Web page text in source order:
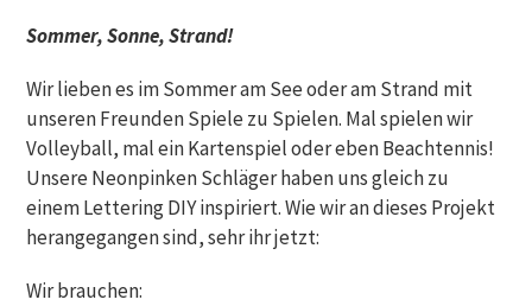
Sommer, Sonne, Strand!
Wir lieben es im Sommer am See oder am Strand mit
unseren Freunden Spiele zu Spielen. Mal spielen wir
Volleyball, mal ein Kartenspiel oder eben Beachtennis!
Unsere Neonpinken Schläger haben uns gleich zu
einem Lettering DIY inspiriert. Wie wir an dieses Projekt
herangegangen sind, sehr ihr jetzt:
Wir brauchen: